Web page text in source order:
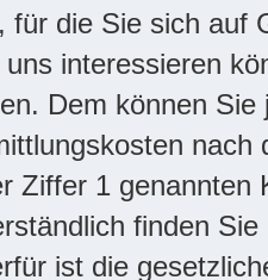
für die Sie sich auf
interessieren
Dem können
Ziffer 1
finden
ist die